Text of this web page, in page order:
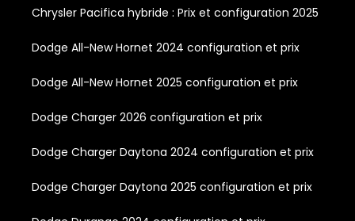
Chrysler Pacifica hybride : Prix et configuration 2025
Dodge All-New Hornet 2024 configuration et prix
Dodge All-New Hornet 2025 configuration et prix
Dodge Charger 2026 configuration et prix
Dodge Charger Daytona 2024 configuration et prix
Dodge Charger Daytona 2025 configuration et prix